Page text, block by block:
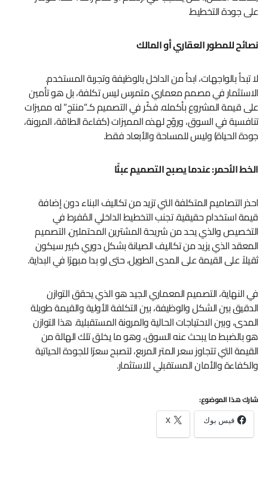
على جودة التخطيط.
نصائح للمطور العقاري أو المالك
لا تبدأ بالواجهات، ابدأ من الداخل بالوظيفة وتجربة المستخدم.
الاستثمار في مصمم معماري متمرس ليس تكلفة، بل هو تأمين
على قيمة المشروع بأكمله. فكّر في التصميم كـ”منتج” له مميزات
تنافسية في السوق، وروّج لهذه المميزات (كفاءة الطاقة، المرونة،
جودة الحياة) وليس للمساحة والأبعاد فقط.
الخط الأحمر: عندما يصبح التصميم عبئًا
احذر التصاميم المتكلفة التي تزيد من تكاليف البناء دون إضافة
قيمة استخدام حقيقية. تجنب التخطيط الداخلي المُفرط في
التخصيص والذي يحد من شريحة المشترين المحتملين. التصميم
المعقد الذي يزيد من تكاليف الصيانة بشكل دوري كبير سيكون
ثقيلاً على القيمة على المدى الطويل، حتى لو بدا مبهرًا في البداية.
في النهاية، التصميم المعماري الجيد هو الذي يحقق التوازن
الدقيق بين الشكل والوظيفة، بين التكلفة الأولية والقيمة طويلة
المدى، وبين الاحتياجات الحالية والمرونة المستقبلية. هذا التوازن
هو بالضبط ما يبحث عنه السوق، وهو ما يخلق تلك الهالة من
القيمة التي تتجاوز سعر المتر المربع، لتصبح سعرًا للجودة الحياتية
والكفاءة والأمان المستقبلي للاستثمار.
شارك هذا الموضوع:
فيس بوك X